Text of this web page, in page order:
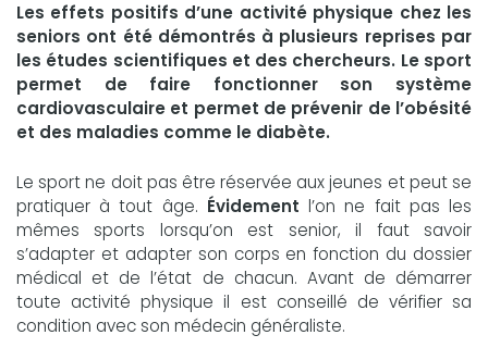
Les effets positifs d’une activité physique chez les
seniors ont été démontrés à plusieurs reprises par
les études scientifiques et des chercheurs. Le sport
permet de faire fonctionner son système
cardiovasculaire et permet de prévenir de l’obésité
et des maladies comme le diabète.
Le sport ne doit pas être réservée aux jeunes et peut se
pratiquer à tout âge. Évidement l’on ne fait pas les
mêmes sports lorsqu’on est senior, il faut savoir
s’adapter et adapter son corps en fonction du dossier
médical et de l’état de chacun. Avant de démarrer
toute activité physique il est conseillé de vérifier sa
condition avec son médecin généraliste.